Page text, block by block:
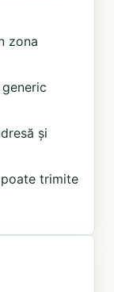
zona
și
trimite